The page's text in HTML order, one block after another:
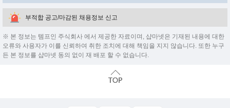
부적합 공고/마감된 채용정보 신고
※ 본 정보는 템프인 주식회사 에서 제공한 자료이며, 샵마넷은 기재된 내용에 대한
오류와 사용자가 이를 신뢰하여 취한 조치에 대해 책임을 지지 않습니다. 또한 누구
든 본 정보를 샵마넷 동의 없이 재 배포 할 수 없습니다.